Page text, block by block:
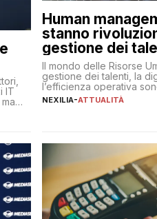
IT
Human
stanno
gestione dei
Il mondo delle Risorse
gestione dei talenti, la
l’efficienza operativa
lavoro, d’altra parte, è
NEXILIA-ATTUALITÀ